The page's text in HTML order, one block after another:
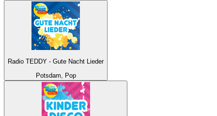
Radio TEDDY - Gute Nacht Lieder
Potsdam, Pop